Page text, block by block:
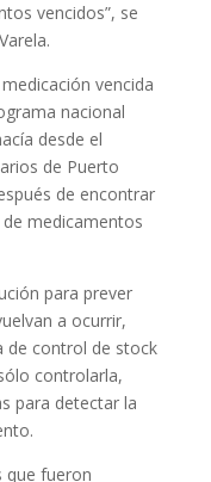
vencidos”, se
vencida
nacional
desde el
de Puerto
de encontrar
medicamentos
para prever
a ocurrir,
de control de stock
controlarla,
para detectar la
que fueron